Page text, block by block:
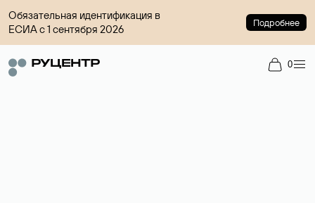
Обязательная идентификация в
ЕСИА с 1 сентября 2026
Подробнее
0